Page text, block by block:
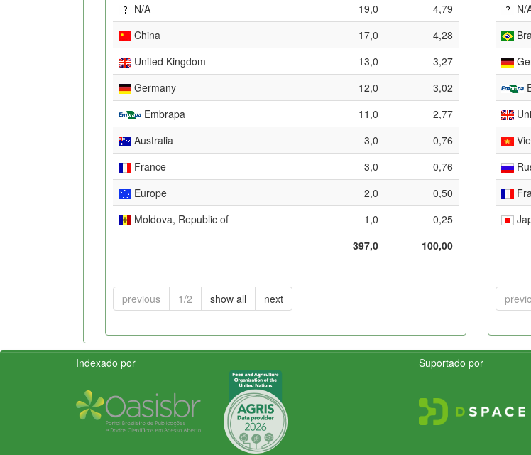
N/A
19,0
4,79
China
17,0
4,28
United Kingdom
13,0
3,27
Germany
12,0
3,02
Embrapa
11,0
2,77
Australia
3,0
0,76
France
3,0
0,76
Europe
2,0
0,50
Moldova, Republic of
1,0
0,25
397,0
100,00
previous 1/2 show all next
N/
Indexado por Suportado por